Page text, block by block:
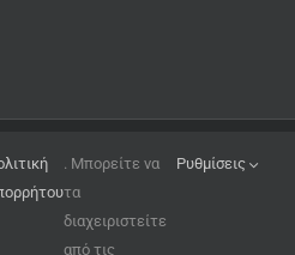
Χρήσης
Απορρήτου
. Μπορείτε να
τα
διαχειριστείτε
από τις
Ρυθμίσεις